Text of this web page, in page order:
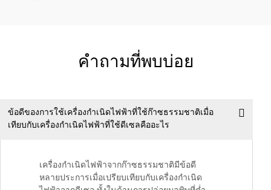
คำถามที่พบบ่อย
ข้อดีของการใช้เครื่องกำเนิดไฟฟ้าที่ใช้ก๊าซธรรมชาติเมื่อ
เทียบกับเครื่องกำเนิดไฟฟ้าที่ใช้ดีเซลคืออะไร
เครื่องกำเนิดไฟฟ้าจากก๊าซธรรมชาติมีข้อดี
หลายประการเมื่อเปรียบเทียบกับเครื่องกำเนิด